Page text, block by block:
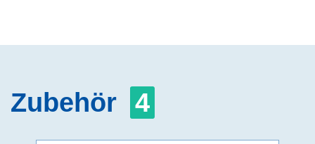
Zubehör 4